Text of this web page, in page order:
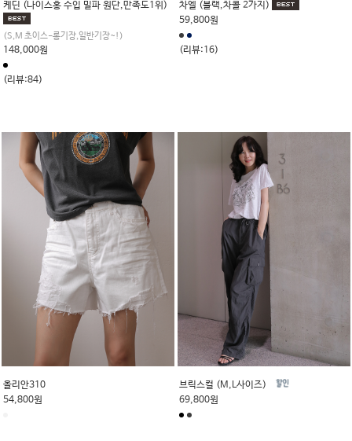
케딘 (나이스홍 수입 밀파 원단,만족도1위)
(S,M 초이스-롱기장,일반기장~!)
148,000원
(리뷰:84)
차엘 (블랙,차콜 2가지)
59,800원
(리뷰:16)
올리안310
54,800원
브릭스컬 (M,L사이즈)
69,800원